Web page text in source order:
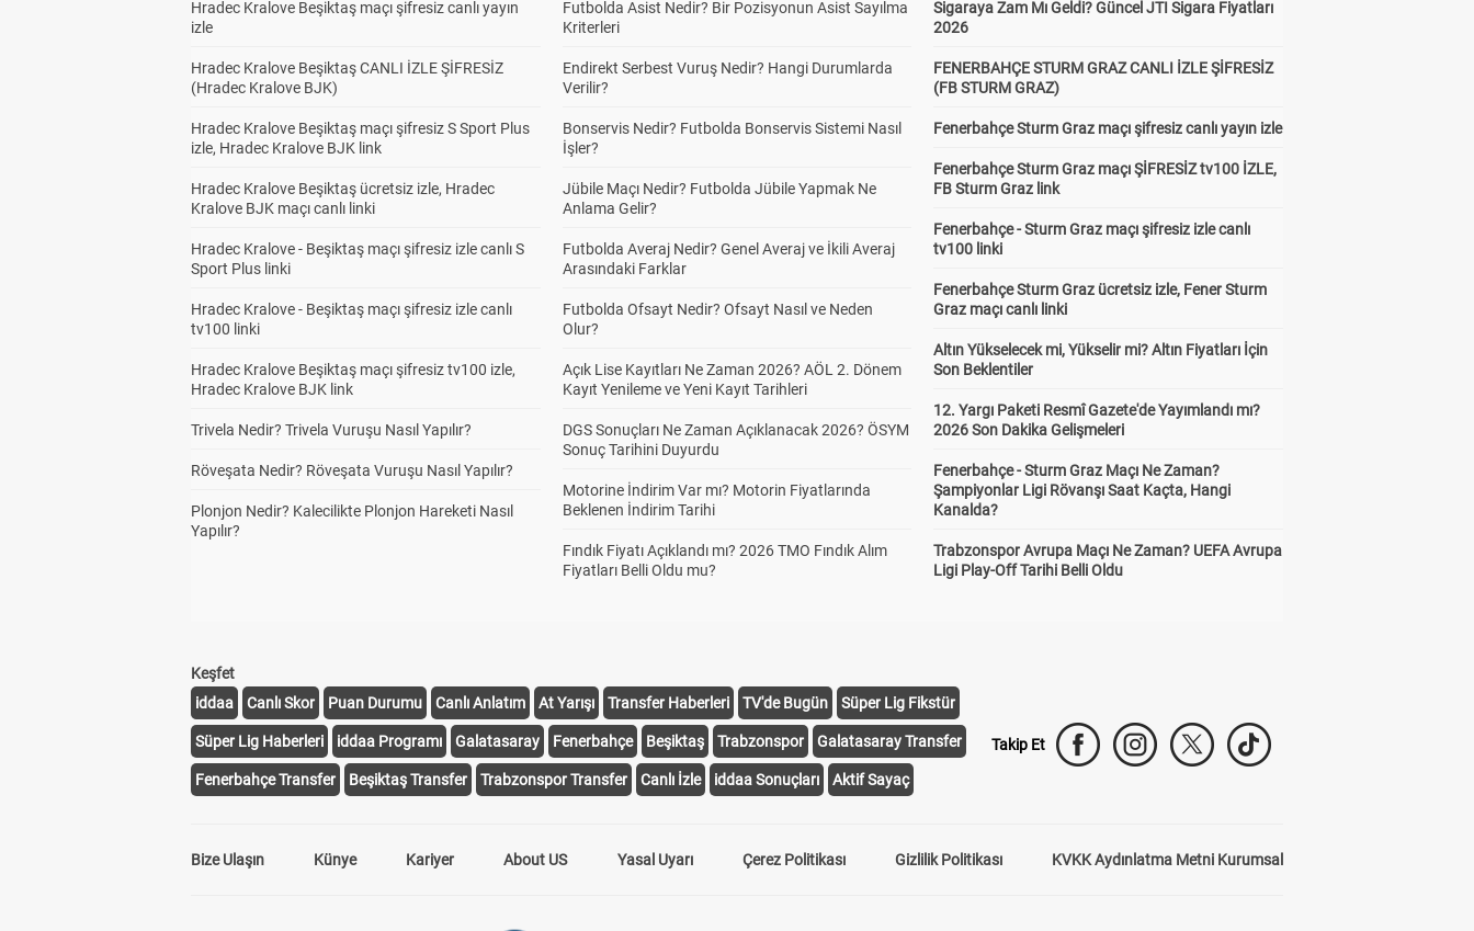
Hradec Kralove Beşiktaş maçı şifresiz canlı yayın
izle
Hradec Kralove Beşiktaş CANLI İZLE ŞİFRESİZ
(Hradec Kralove BJK)
Hradec Kralove Beşiktaş maçı şifresiz S Sport Plus
izle, Hradec Kralove BJK link
Hradec Kralove Beşiktaş ücretsiz izle, Hradec
Kralove BJK maçı canlı linki
Hradec Kralove - Beşiktaş maçı şifresiz izle canlı S
Sport Plus linki
Hradec Kralove - Beşiktaş maçı şifresiz izle canlı
tv100 linki
Hradec Kralove Beşiktaş maçı şifresiz tv100 izle,
Hradec Kralove BJK link
Trivela Nedir? Trivela Vuruşu Nasıl Yapılır?
Röveşata Nedir? Röveşata Vuruşu Nasıl Yapılır?
Plonjon Nedir? Kalecilikte Plonjon Hareketi Nasıl
Yapılır?
Futbolda Asist Nedir? Bir Pozisyonun Asist Sayılma
Kriterleri
Endirekt Serbest Vuruş Nedir? Hangi Durumlarda
Verilir?
Bonservis Nedir? Futbolda Bonservis Sistemi Nasıl
İşler?
Jübile Maçı Nedir? Futbolda Jübile Yapmak Ne
Anlama Gelir?
Futbolda Averaj Nedir? Genel Averaj ve İkili Averaj
Arasındaki Farklar
Futbolda Ofsayt Nedir? Ofsayt Nasıl ve Neden
Olur?
Açık Lise Kayıtları Ne Zaman 2026? AÖL 2. Dönem
Kayıt Yenileme ve Yeni Kayıt Tarihleri
DGS Sonuçları Ne Zaman Açıklanacak 2026? ÖSYM
Sonuç Tarihini Duyurdu
Motorine İndirim Var mı? Motorin Fiyatlarında
Beklenen İndirim Tarihi
Fındık Fiyatı Açıklandı mı? 2026 TMO Fındık Alım
Fiyatları Belli Oldu mu?
Sigaraya Zam Mı Geldi? Güncel JTI Sigara Fiyatları
2026
FENERBAHÇE STURM GRAZ CANLI İZLE ŞİFRESİZ
(FB STURM GRAZ)
Fenerbahçe Sturm Graz maçı şifresiz canlı yayın izle
Fenerbahçe Sturm Graz maçı ŞİFRESİZ tv100 İZLE,
FB Sturm Graz link
Fenerbahçe - Sturm Graz maçı şifresiz izle canlı
tv100 linki
Fenerbahçe Sturm Graz ücretsiz izle, Fener Sturm
Graz maçı canlı linki
Altın Yükselecek mi, Yükselir mi? Altın Fiyatları İçin
Son Beklentiler
12. Yargı Paketi Resmî Gazete'de Yayımlandı mı?
2026 Son Dakika Gelişmeleri
Fenerbahçe - Sturm Graz Maçı Ne Zaman?
Şampiyonlar Ligi Rövanşı Saat Kaçta, Hangi
Kanalda?
Trabzonspor Avrupa Maçı Ne Zaman? UEFA Avrupa
Ligi Play-Off Tarihi Belli Oldu
Keşfet
iddaa
Canlı Skor Puan Durumu Canlı Anlatım At Yarışı Transfer Haberleri TV'de Bugün Süper Lig Fikstür
Süper Lig Haberleri iddaa Programı Galatasaray Fenerbahçe Beşiktaş Trabzonspor Galatasaray Transfer
Fenerbahçe Transfer Beşiktaş Transfer Trabzonspor Transfer Canlı İzle iddaa Sonuçları Aktif Sayaç
Takip Et
Bize Ulaşın Künye Kariyer About US Yasal Uyarı Çerez Politikası Gizlilik Politikası KVKK Aydınlatma Metni Kurumsal